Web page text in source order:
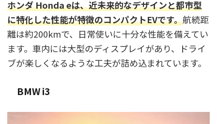
ホンダ Honda eは、近未来的なデザインと都市型
に特化した性能が特徴のコンパクトEVです。航続距
離は約200kmで、日常使いに十分な性能を備えてい
ます。車内には大型のディスプレイがあり、ドライ
ブが楽しくなるような工夫が詰め込まれています。
BMW i3